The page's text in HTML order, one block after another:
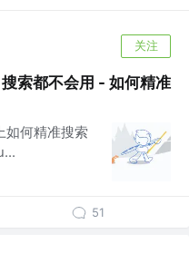
关注
索都不会用 - 如何精准
如何精准搜索
51